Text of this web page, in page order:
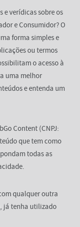
e verídicas sobre os
e Consumidor? O
forma simples e
ou termos
o acesso à
uma melhor
e entenda um
Content (CNPJ:
que tem como
todas as
qualquer outra
já tenha utilizado